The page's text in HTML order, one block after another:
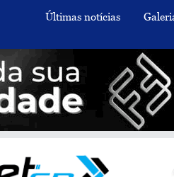
Últimas notícias